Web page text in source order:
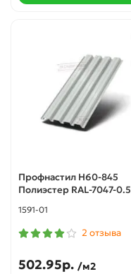
Профнастил Н60-845
Полиэстер RAL-7047-0.5
1591-01
2 отзыва
502.95р. /м2